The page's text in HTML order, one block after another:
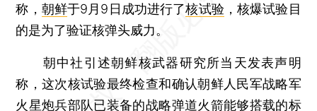
称， 朝鲜于9月9日成功进行了核试验 ，核爆试验目
的是为了验证核弹头威力。
朝中社引述朝鲜核武器研究所当天发表声明
称，这次核试验最终检查和确认朝鲜人民军战略军
火星炮兵部队已装备的战略弹道火箭能够搭载的标